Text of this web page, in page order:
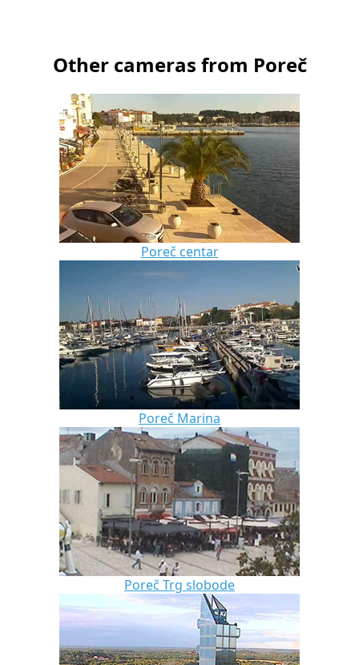
Other cameras from Poreč
Poreč centar
Poreč Marina
Poreč Trg slobode